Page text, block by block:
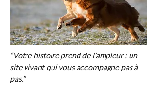
“Votre histoire prend de l’ampleur : un
site vivant qui vous accompagne pas à
pas.”